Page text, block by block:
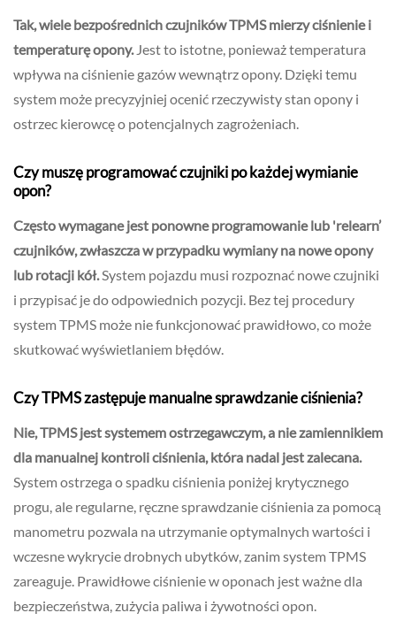
Tak, wiele bezpośrednich czujników TPMS mierzy ciśnienie i
temperaturę opony. Jest to istotne, ponieważ temperatura
wpływa na ciśnienie gazów wewnątrz opony. Dzięki temu
system może precyzyjniej ocenić rzeczywisty stan opony i
ostrzec kierowcę o potencjalnych zagrożeniach.
Czy muszę programować czujniki po każdej wymianie
opon?
Często wymagane jest ponowne programowanie lub 'relearn’
czujników, zwłaszcza w przypadku wymiany na nowe opony
lub rotacji kół. System pojazdu musi rozpoznać nowe czujniki
i przypisać je do odpowiednich pozycji. Bez tej procedury
system TPMS może nie funkcjonować prawidłowo, co może
skutkować wyświetlaniem błędów.
Czy TPMS zastępuje manualne sprawdzanie ciśnienia?
Nie, TPMS jest systemem ostrzegawczym, a nie zamiennikiem
dla manualnej kontroli ciśnienia, która nadal jest zalecana.
System ostrzega o spadku ciśnienia poniżej krytycznego
progu, ale regularne, ręczne sprawdzanie ciśnienia za pomocą
manometru pozwala na utrzymanie optymalnych wartości i
wczesne wykrycie drobnych ubytków, zanim system TPMS
zareaguje. Prawidłowe ciśnienie w oponach jest ważne dla
bezpieczeństwa, zużycia paliwa i żywotności opon.